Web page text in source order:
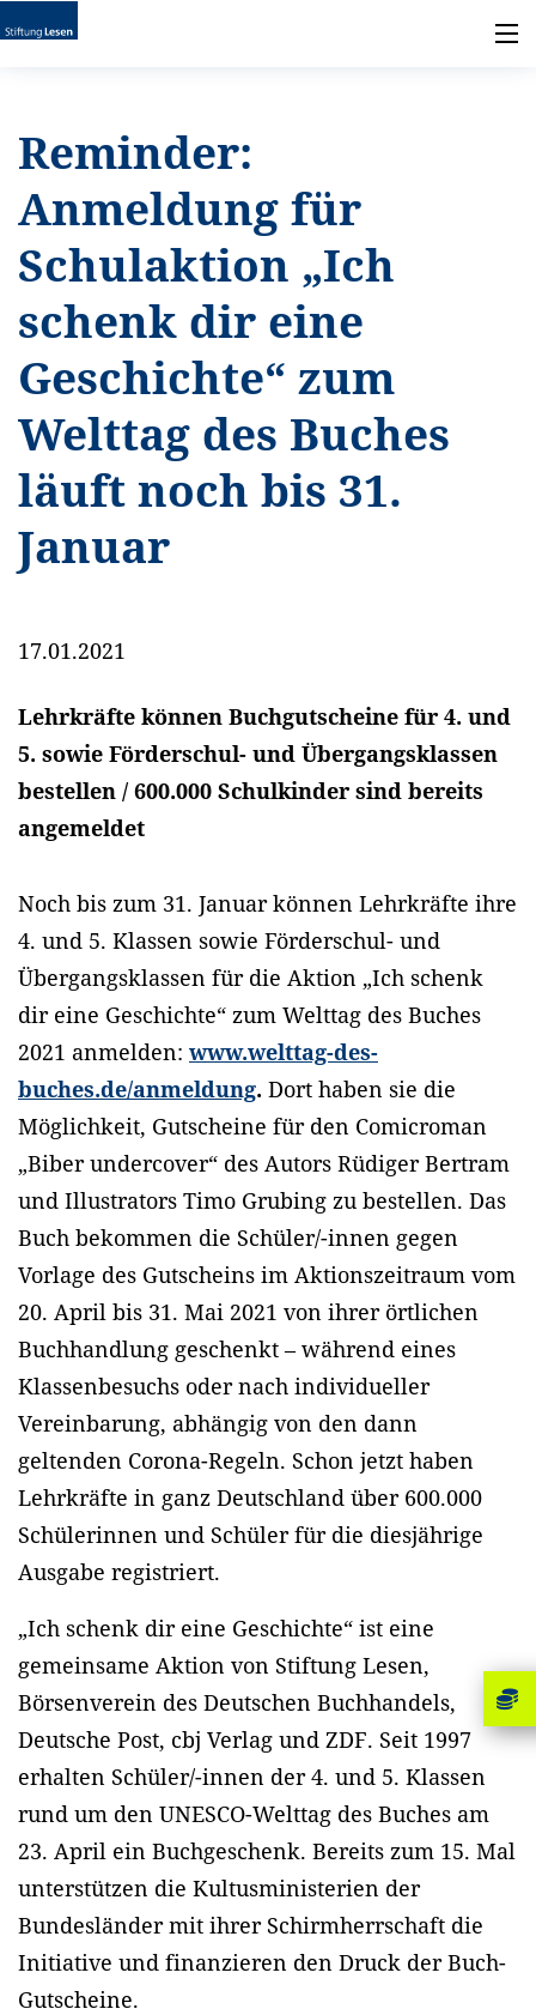
Reminder:
Anmeldung für
Schulaktion „Ich
schenk dir eine
Geschichte“ zum
Welttag des Buches
läuft noch bis 31.
Januar
17.01.2021
Lehrkräfte können Buchgutscheine für 4. und
5. sowie Förderschul- und Übergangsklassen
bestellen / 600.000 Schulkinder sind bereits
angemeldet
Noch bis zum 31. Januar können Lehrkräfte ihre
4. und 5. Klassen sowie Förderschul- und
Übergangsklassen für die Aktion „Ich schenk
dir eine Geschichte“ zum Welttag des Buches
2021 anmelden: www.welttag-des-
buches.de/anmeldung. Dort haben sie die
Möglichkeit, Gutscheine für den Comicroman
„Biber undercover“ des Autors Rüdiger Bertram
und Illustrators Timo Grubing zu bestellen. Das
Buch bekommen die Schüler/-innen gegen
Vorlage des Gutscheins im Aktionszeitraum vom
20. April bis 31. Mai 2021 von ihrer örtlichen
Buchhandlung geschenkt – während eines
Klassenbesuchs oder nach individueller
Vereinbarung, abhängig von den dann
geltenden Corona-Regeln. Schon jetzt haben
Lehrkräfte in ganz Deutschland über 600.000
Schülerinnen und Schüler für die diesjährige
Ausgabe registriert.
„Ich schenk dir eine Geschichte“ ist eine
gemeinsame Aktion von Stiftung Lesen,
Börsenverein des Deutschen Buchhandels,
Deutsche Post, cbj Verlag und ZDF. Seit 1997
erhalten Schüler/-innen der 4. und 5. Klassen
rund um den UNESCO-Welttag des Buches am
23. April ein Buchgeschenk. Bereits zum 15. Mal
unterstützen die Kultusministerien der
Bundesländer mit ihrer Schirmherrschaft die
Initiative und finanzieren den Druck der Buch-
Gutscheine.